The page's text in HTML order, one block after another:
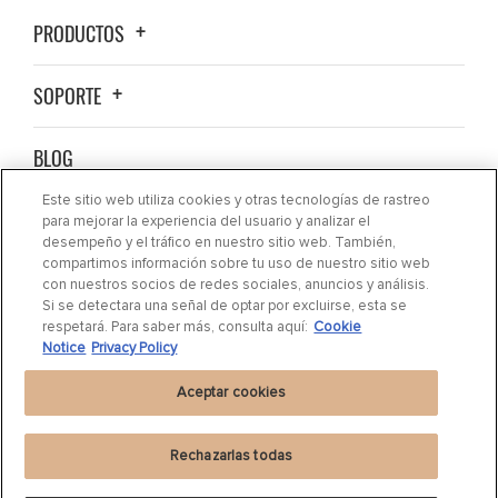
PRODUCTOS
SOPORTE
BLOG
ACERCA DE NOSOTROS
CONTACTO
DÓNDE COMPRAR
Este sitio web utiliza cookies y otras tecnologías de rastreo
para mejorar la experiencia del usuario y analizar el
desempeño y el tráfico en nuestro sitio web. También,
compartimos información sobre tu uso de nuestro sitio web
con nuestros socios de redes sociales, anuncios y análisis.
Si se detectara una señal de optar por excluirse, esta se
respetará. Para saber más, consulta aquí: Cookie
Notice Privacy Policy
Rechazarlas todas
Aceptar cookies